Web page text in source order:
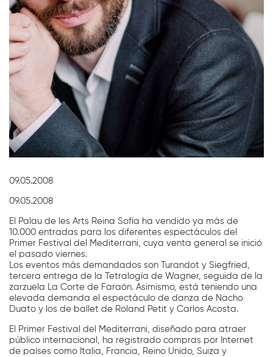
09.05.2008
09.05.2008
El Palau de les Arts Reina Sofía ha vendido ya más de
10.000 entradas para los diferentes espectáculos del
Primer Festival del Mediterrani, cuya venta general se inició
el pasado viernes.
Los eventos más demandados son Turandot y Siegfried,
tercera entrega de la Tetralogía de Wagner, seguida de la
zarzuela La Corte de Faraón. Asimismo, está teniendo una
elevada demanda el espectáculo de danza de Nacho
Duato y los de ballet de Roland Petit y Carlos Acosta.
El Primer Festival del Mediterrani, diseñado para atraer
público internacional, ha registrado compras por Internet
de países como Italia, Francia, Reino Unido, Suiza y